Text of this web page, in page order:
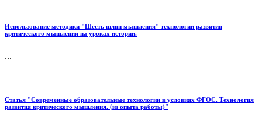
Использование методики "Шесть шляп мышления" технологии развития
критического мышления на уроках истории.
...
Статья "Современные образовательные технологии в условиях ФГОС. Технология
развития критического мышления. (из опыта работы)"